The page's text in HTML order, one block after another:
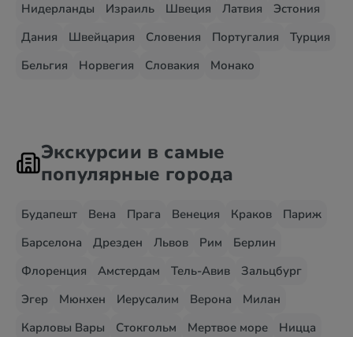
Нидерланды
Израиль Швеция Латвия
Эстония
Дания
Швейцария Словения Португалия
Турция
Бельгия
Норвегия Словакия Монако
Экскурсии в самые
популярные города
Будапешт Вена Прага Венеция Краков
Париж
Барселона
Дрезден Львов Рим
Берлин
Флоренция
Амстердам Тель-Авив
Зальцбург
Эгер
Мюнхен Иерусалим Верона
Милан
Карловы Вары
Стокгольм Мертвое море
Ницца